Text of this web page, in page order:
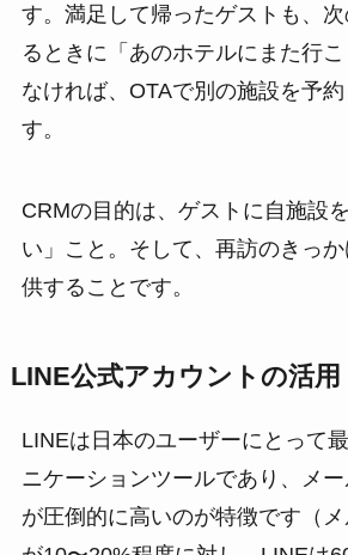
す。満足して帰ったゲストも、
るときに「あのホテルにまた行
なければ、OTAで別の施設を予
す。
CRMの目的は、ゲストに自施設
い」こと。そして、再訪のきっ
供することです。
LINE公式アカウントの活用
LINEは日本のユーザーにとって
ニケーションツールであり、メ
が圧倒的に高いのが特徴です（